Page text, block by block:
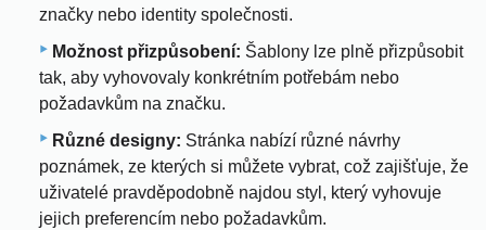
značky nebo identity společnosti.
Možnost přizpůsobení: Šablony lze plně přizpůsobit
tak, aby vyhovovaly konkrétním potřebám nebo
požadavkům na značku.
Různé designy: Stránka nabízí různé návrhy
poznámek, ze kterých si můžete vybrat, což zajišťuje, že
uživatelé pravděpodobně najdou styl, který vyhovuje
jejich preferencím nebo požadavkům.